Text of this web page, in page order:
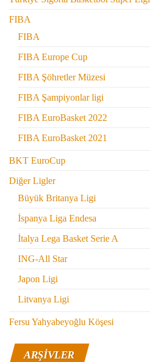
FIBA
FIBA
FIBA Europe Cup
FIBA Şöhretler Müzesi
FIBA Şampiyonlar ligi
FIBA EuroBasket 2022
FIBA EuroBasket 2021
BKT EuroCup
Diğer Ligler
Büyük Britanya Ligi
İspanya Liga Endesa
İtalya Lega Basket Serie A
ING-All Star
Japon Ligi
Litvanya Ligi
Fersu Yahyabeyoğlu Köşesi
ARŞIVLER